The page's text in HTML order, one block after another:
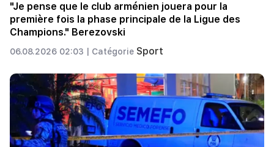
"Je pense que le club arménien jouera pour la
première fois la phase principale de la Ligue des
Champions." Berezovski
06.08.2026 02:03 | Catégorie Sport